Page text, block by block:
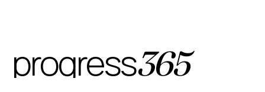
progress365